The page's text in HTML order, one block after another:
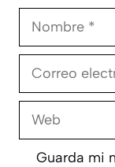
Nombre
Correo
Web
Guarda mi